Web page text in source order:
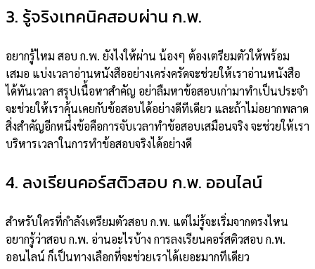
3. รู้จริงเทคนิคสอบผ่าน ก.พ.
อยากรู้ไหม สอบ ก.พ. ยังไงให้ผ่าน น้องๆ ต้องเตรียมตัวให้พร้อม
เสมอ แบ่งเวลาอ่านหนังสืออย่างเคร่งครัดจะช่วยให้เราอ่านหนังสือ
ได้ทันเวลา สรุปเนื้อหาสำคัญ อย่าลืมหาข้อสอบเก่ามาทำเป็นประจำ
จะช่วยให้เราคุ้นเคยกับข้อสอบได้อย่างดีทีเดียว และถ้าไม่อยากพลาด
สิ่งสำคัญอีกหนึ่งข้อคือการจับเวลาทำข้อสอบเสมือนจริง จะช่วยให้เรา
บริหารเวลาในการทำข้อสอบจริงได้อย่างดี
4. ลงเรียนคอร์สติวสอบ ก.พ. ออนไลน์
สำหรับใครที่กำลังเตรียมตัวสอบ ก.พ. แต่ไม่รู้จะเริ่มจากตรงไหน
อยากรู้ว่าสอบ ก.พ. อ่านอะไรบ้าง การลงเรียนคอร์สติวสอบ ก.พ.
ออนไลน์ ก็เป็นทางเลือกที่จะช่วยเราได้เยอะมากทีเดียว